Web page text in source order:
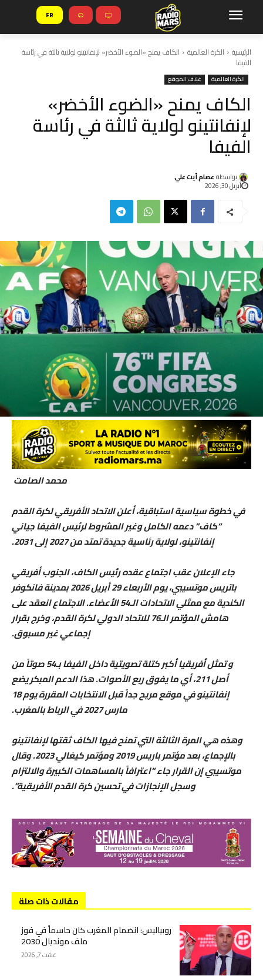
FR
الرئيسية الكرة العالمية الكاف يمنح «الضوء الأخضر» لإنفانتينو لولاية ثالثة في رئاسة
الفيفا
الكرة العالمية غلاف الموقع
الكاف يمنح «الضوء الأخضر»
لإنفانتينو لولاية ثالثة في رئاسة
الفيفا
بواسطة عصام أيت علي
أبريل 30, 2026
محمد الصامت
في خطوة سياسية استباقية، أعلن الاتحاد الأفريقي لكرة القدم
“كاف” دعمه الكامل وغير المشروط لرئيس الفيفا جياني
إنفانتينو، لولاية رئاسية جديدة تمتد من 2027 إلى 2031.
جاء الإعلان عقب اجتماع عقده رئيس الكاف، الجنوب أفريقي
باتريس موتسيبي، يوم الأربعاء 29 أبريل 2026 بمدينة فانكوفر
الكندية مع ممثلي الاتحادات الـ54 الأعضاء. الاجتماع انعقد على
هامش المؤتمر الـ76 للاتحاد الدولي لكرة القدم، وخرج بقرار
إجماعي غير مسبوق.
و تمثل أفريقيا أكبر كتلة تصويتية داخل الفيفا بـ54 صوتاً من
أصل 211، أي ما يفوق ربع الأصوات. هذا الدعم المبكر يضع
إنفانتينو في موقع مريح جداً قبل الانتخابات المقررة يوم 18
مارس 2027 في الرباط بالمغرب.
وهذه هي المرة الثالثة التي تمنح فيها الكاف ثقتها لإنفانتينو
بالإجماع، بعد مؤتمر باريس 2019 ومؤتمر كيغالي 2023. وقال
موتسيبي إن القرار جاء “اعترافاً بالمساهمات الكبيرة والالتزام
وسجل الإنجازات في تحسين كرة القدم الأفريقية”.
مقالات ذات صلة
روبياليس: انضمام المغرب كان حاسماً في فوز
ملف مونديال 2030
غشت 7, 2026